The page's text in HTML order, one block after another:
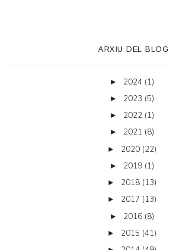
ARXIU DEL BLOG
► 2024 (1)
► 2023 (5)
► 2022 (1)
► 2021 (8)
► 2020 (22)
► 2019 (1)
► 2018 (13)
► 2017 (13)
► 2016 (8)
► 2015 (41)